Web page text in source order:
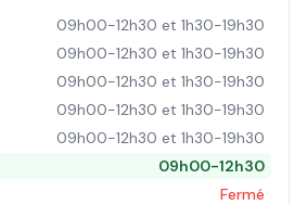
09h00-12h30 et 1h30-19h30
09h00-12h30 et 1h30-19h30
09h00-12h30 et 1h30-19h30
09h00-12h30 et 1h30-19h30
09h00-12h30 et 1h30-19h30
09h00-12h30
Fermé